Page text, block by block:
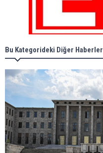
Bu Kategorideki Diğer Haberler